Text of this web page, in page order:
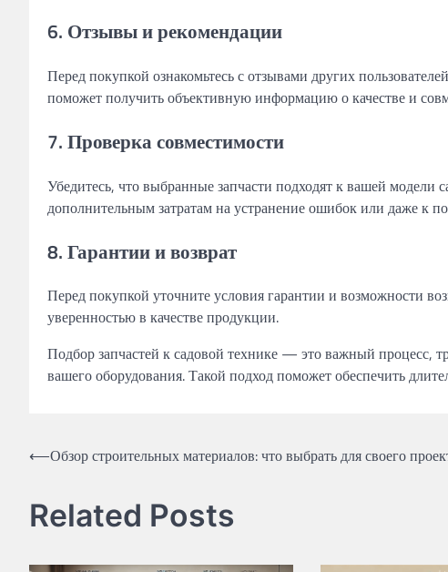
6. Отзывы и рекомендации
Перед покупкой ознакомьтесь с отзывами других
поможет получить объективную информацию о качестве и
7. Проверка совместимости
Убедитесь, что выбранные запчасти подходят к вашей
дополнительным затратам на устранение ошибок или даже к
8. Гарантии и возврат
Перед покупкой уточните условия гарантии и возможности
уверенностью в качестве продукции.
Подбор запчастей к садовой технике — это важный процесс,
вашего оборудования. Такой подход поможет обеспечить
Навигация
записям
⟵Обзор строительных материалов: что выбрать для своего
Related Posts